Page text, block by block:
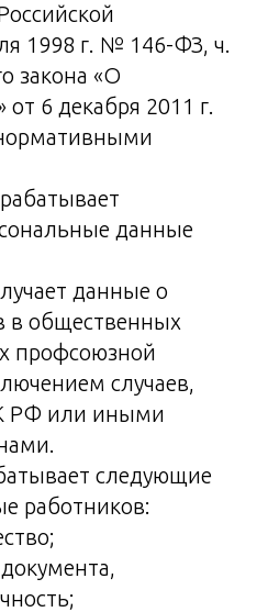
1998 г. № 146-ФЗ, ч.
закона «О
от 6 декабря 2011 г.
данные
данные о
в общественных
профсоюзной
случаев,
РФ или иными
следующие
работников: